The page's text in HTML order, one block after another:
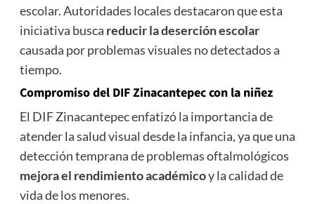
escolar. Autoridades locales destacaron que esta
iniciativa busca reducir la deserción escolar
causada por problemas visuales no detectados a
tiempo.
Compromiso del DIF Zinacantepec con la niñez
El DIF Zinacantepec enfatizó la importancia de
atender la salud visual desde la infancia, ya que una
detección temprana de problemas oftalmológicos
mejora el rendimiento académicoy la calidad de
vida de los menores.